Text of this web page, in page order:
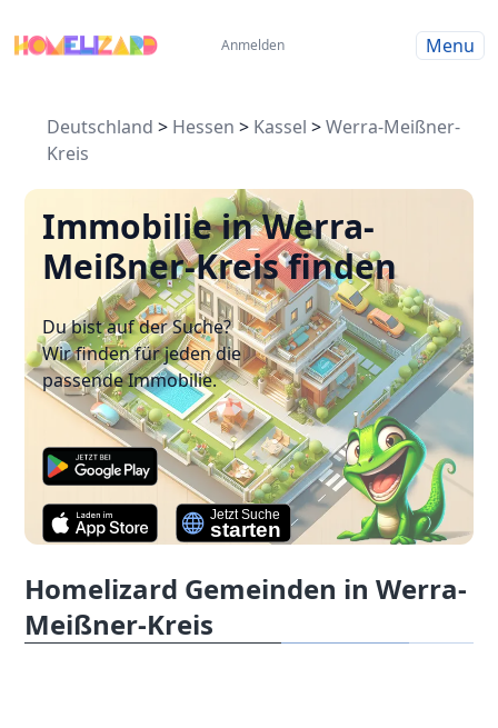
Anmelden Menu
Deutschland > Hessen > Kassel >Werra-Meißner-
Kreis
Immobilie in Werra-
Meißner-Kreis finden
Du bist auf der Suche?
Wir finden für jeden die
passende Immobilie.
Homelizard Gemeinden in Werra-
Meißner-Kreis